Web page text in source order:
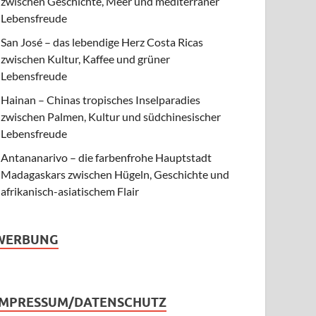
Lebensfreude
San José – das lebendige Herz Costa Ricas
zwischen Kultur, Kaffee und grüner
Lebensfreude
Hainan – Chinas tropisches Inselparadies
zwischen Palmen, Kultur und südchinesischer
Lebensfreude
Antananarivo – die farbenfrohe Hauptstadt
Madagaskars zwischen Hügeln, Geschichte und
afrikanisch-asiatischem Flair
DATENSCHUTZ